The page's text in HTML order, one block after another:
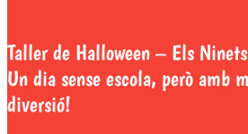
Taller de Halloween – Els Ninets
Un dia sense escola, però amb
diversió!